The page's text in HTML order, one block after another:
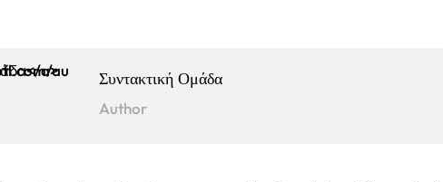
Συντακτική Ομάδα
Author